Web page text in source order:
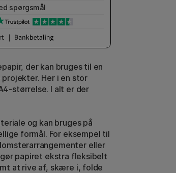
spørgsmål
der kan bruges til en
Her i en stor
størrelse. I alt er der
og kan bruges på
formål. For eksempel til
eller
papiret ekstra fleksibelt
at rive af, skære i, folde